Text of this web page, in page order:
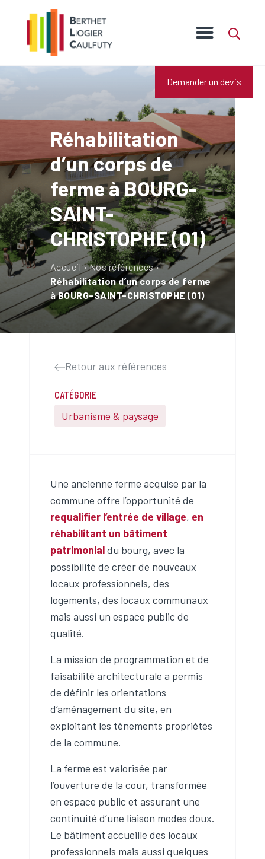
Demander un devis
Réhabilitation
d’un corps de
ferme à BOURG-
SAINT-
CHRISTOPHE (01)
Accueil›Nos références›
Réhabilitation d’un corps de ferme
à BOURG-SAINT-CHRISTOPHE (01)
Retour aux références
CATÉGORIE
Urbanisme & paysage
Une ancienne ferme acquise par la
commune offre l’opportunité de
requalifier l’entrée de village, en
réhabilitant un bâtiment
patrimonialdu bourg, avec la
possibilité de créer de nouveaux
locaux professionnels, des
logements, des locaux communaux
mais aussi un espace public de
qualité.
La mission de programmation et de
faisabilité architecturale a permis
de définir les orientations
d’aménagement du site, en
exploitant les tènements propriétés
de la commune.
La ferme est valorisée par
l’ouverture de la cour, transformée
en espace public et assurant une
continuité d’une liaison modes doux.
Le bâtiment accueille des locaux
professionnels mais aussi quelques